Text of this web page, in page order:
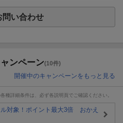
問い合わせ
ンペーン(10件)
開催中のキャンペーンをもっと見る
種詳細条件は、必ず各説明頁でご確認ください。
ル対象！ポイント最大3倍 おかえ